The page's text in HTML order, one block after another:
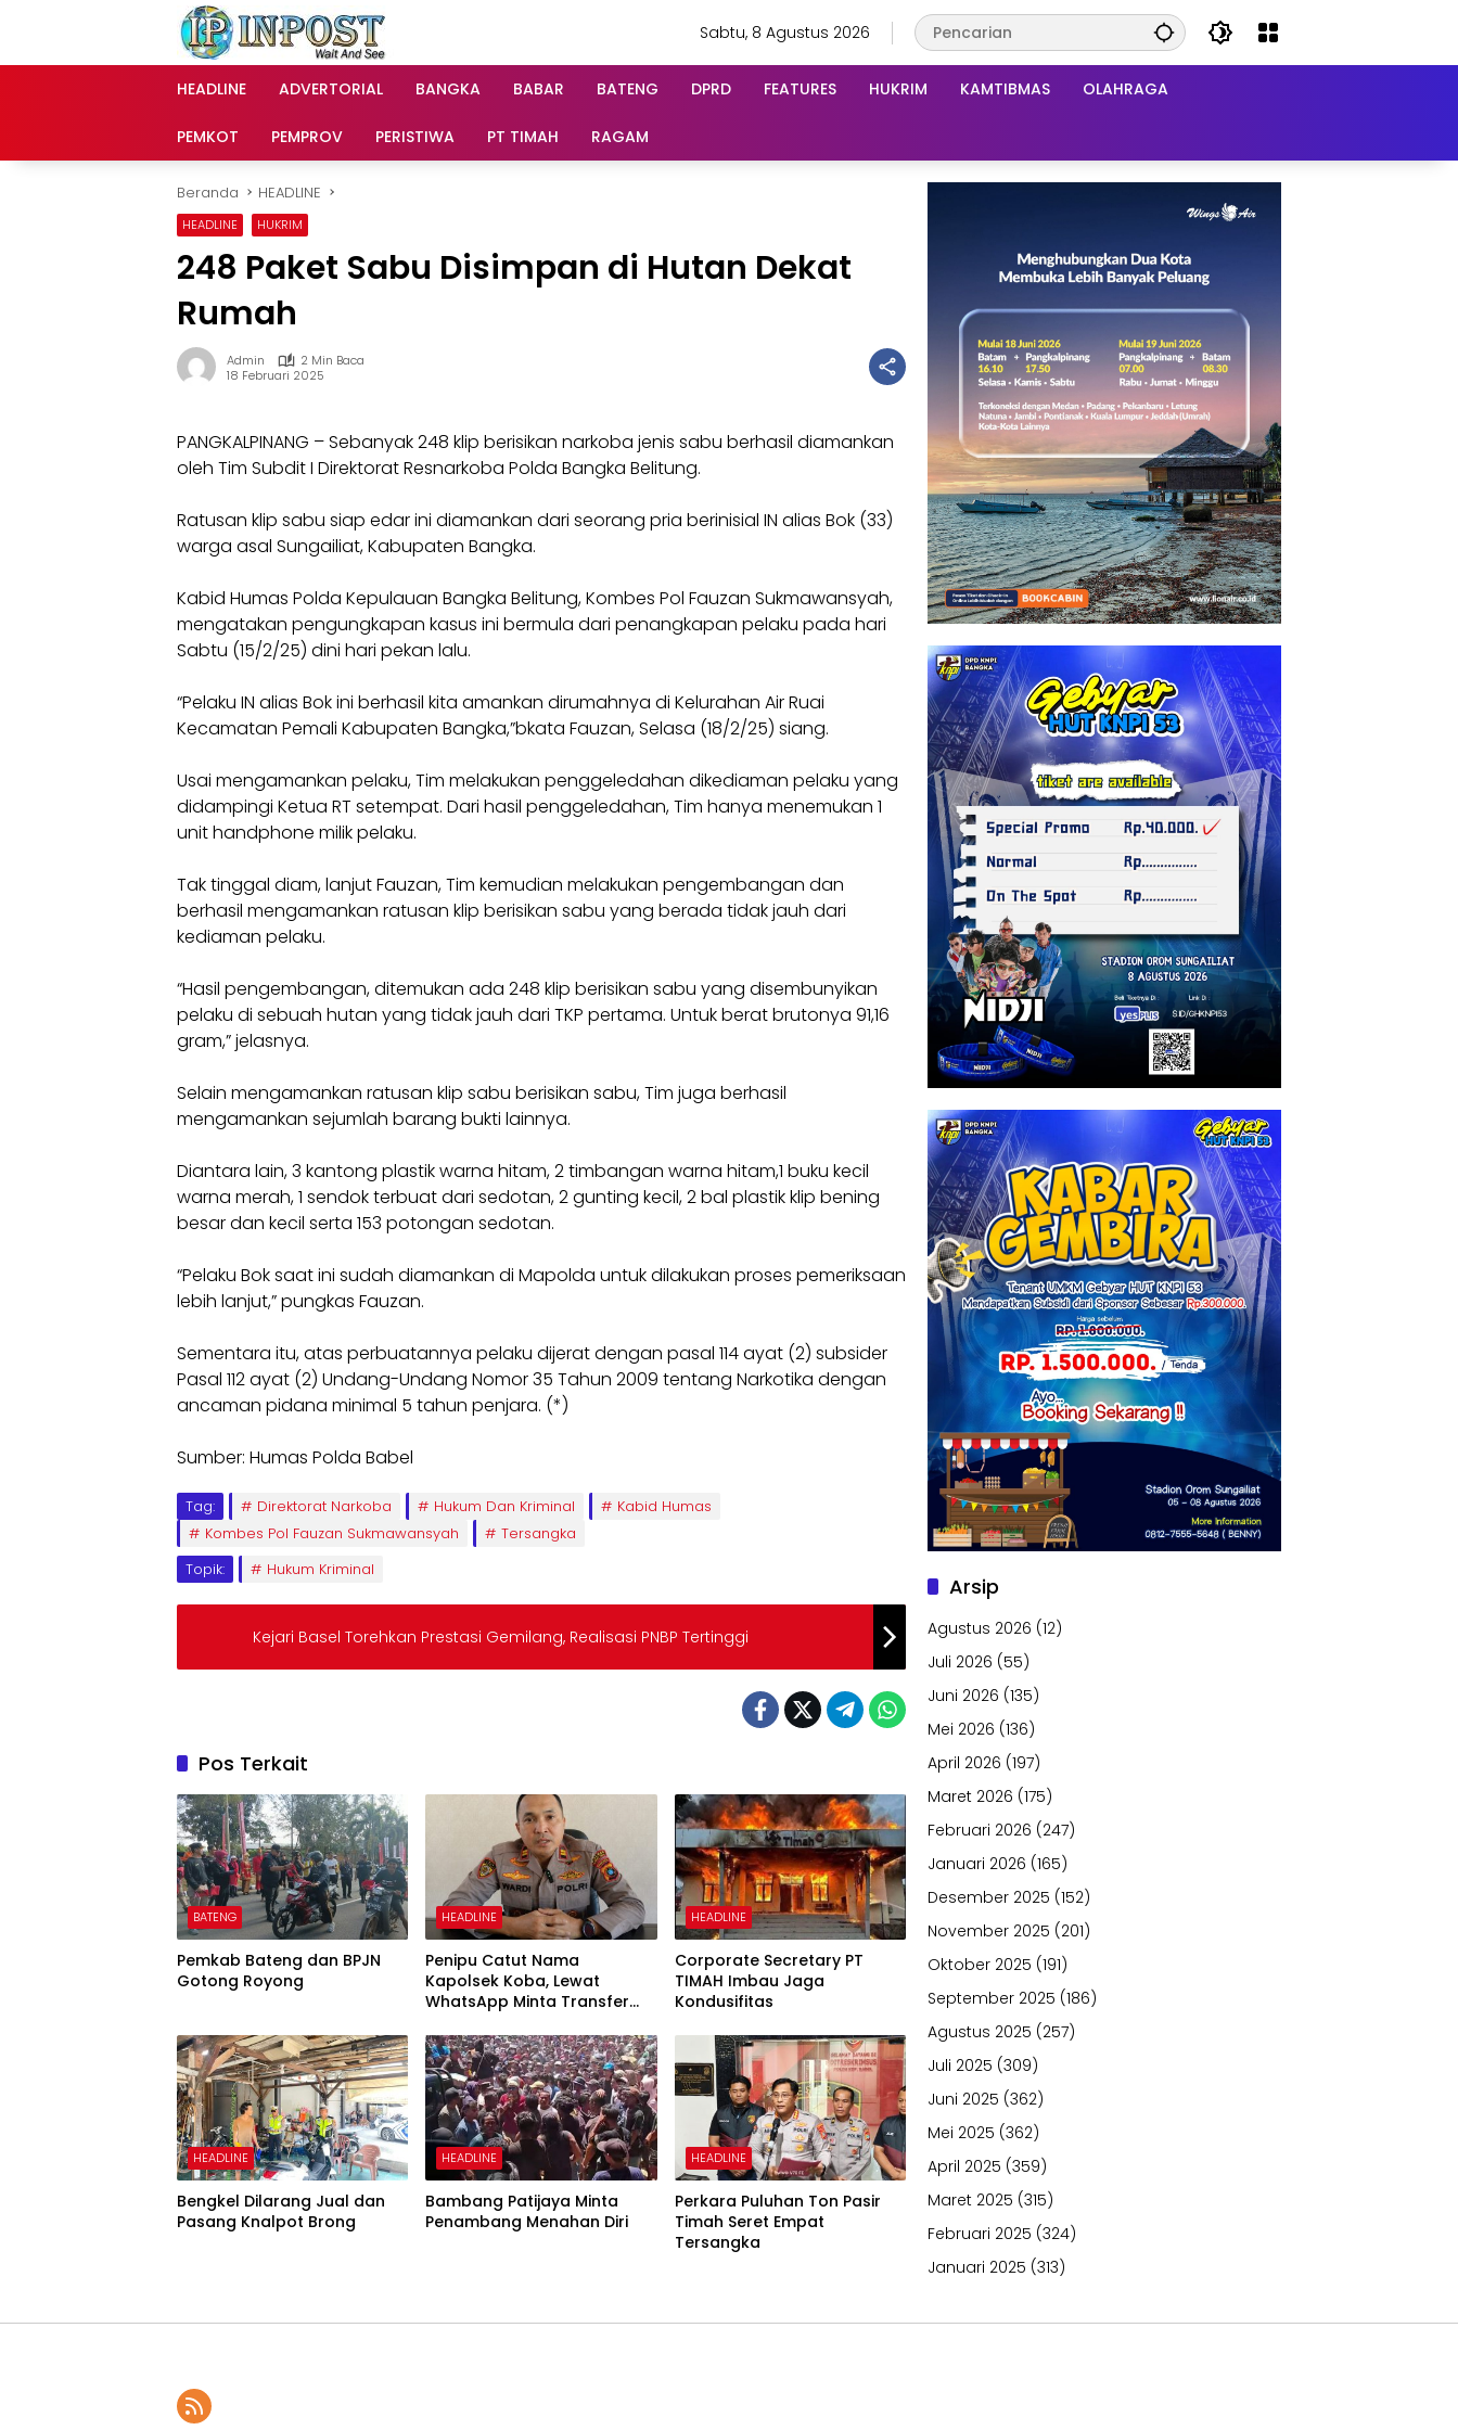
Sabtu, 8 Agustus 2026
HEADLINE ADVERTORIAL BANGKA BABAR BATENG DPRD FEATURES HUKRIM KAMTIBMAS OLAHRAGA
PEMKOT PEMPROV PERISTIWA PT TIMAH RAGAM
Beranda HEADLINE
HEADLINE HUKRIM
248 Paket Sabu Disimpan di Hutan Dekat
Rumah
Admin
2 Min Baca
18 Februari 2025
PANGKALPINANG – Sebanyak 248 klip berisikan narkoba jenis sabu berhasil diamankan
oleh Tim Subdit I Direktorat Resnarkoba Polda Bangka Belitung.
Ratusan klip sabu siap edar ini diamankan dari seorang pria berinisial IN alias Bok (33)
warga asal Sungailiat, Kabupaten Bangka.
Kabid Humas Polda Kepulauan Bangka Belitung, Kombes Pol Fauzan Sukmawansyah,
mengatakan pengungkapan kasus ini bermula dari penangkapan pelaku pada hari
Sabtu (15/2/25) dini hari pekan lalu.
“Pelaku IN alias Bok ini berhasil kita amankan dirumahnya di Kelurahan Air Ruai
Kecamatan Pemali Kabupaten Bangka,”bkata Fauzan, Selasa (18/2/25) siang.
Usai mengamankan pelaku, Tim melakukan penggeledahan dikediaman pelaku yang
didampingi Ketua RT setempat. Dari hasil penggeledahan, Tim hanya menemukan 1
unit handphone milik pelaku.
Tak tinggal diam, lanjut Fauzan, Tim kemudian melakukan pengembangan dan
berhasil mengamankan ratusan klip berisikan sabu yang berada tidak jauh dari
kediaman pelaku.
“Hasil pengembangan, ditemukan ada 248 klip berisikan sabu yang disembunyikan
pelaku di sebuah hutan yang tidak jauh dari TKP pertama. Untuk berat brutonya 91,16
gram,” jelasnya.
Selain mengamankan ratusan klip sabu berisikan sabu, Tim juga berhasil
mengamankan sejumlah barang bukti lainnya.
Diantara lain, 3 kantong plastik warna hitam, 2 timbangan warna hitam,1 buku kecil
warna merah, 1 sendok terbuat dari sedotan, 2 gunting kecil, 2 bal plastik klip bening
besar dan kecil serta 153 potongan sedotan.
“Pelaku Bok saat ini sudah diamankan di Mapolda untuk dilakukan proses pemeriksaan
lebih lanjut,” pungkas Fauzan.
Sementara itu, atas perbuatannya pelaku dijerat dengan pasal 114 ayat (2) subsider
Pasal 112 ayat (2) Undang-Undang Nomor 35 Tahun 2009 tentang Narkotika dengan
ancaman pidana minimal 5 tahun penjara. (*)
Sumber: Humas Polda Babel
Tag: Direktorat Narkoba Hukum Dan Kriminal
Kabid Humas
Kombes Pol Fauzan Sukmawansyah
Tersangka
Topik:
Hukum Kriminal
Kejari Basel Torehkan Prestasi Gemilang, Realisasi PNBP Tertinggi
Pos Terkait
BATENG
Pemkab Bateng dan BPJN
Gotong Royong
HEADLINE
Penipu Catut Nama
Kapolsek Koba, Lewat
WhatsApp Minta Transfer
HEADLINE
Corporate Secretary PT
TIMAH Imbau Jaga
Kondusifitas
HEADLINE
Bengkel Dilarang Jual dan
Pasang Knalpot Brong
HEADLINE
Bambang Patijaya Minta
Penambang Menahan Diri
HEADLINE
Perkara Puluhan Ton Pasir
Timah Seret Empat
Tersangka
Arsip
Agustus 2026 (12)
Juli 2026 (55)
Juni 2026 (135)
Mei 2026 (136)
April 2026 (197)
Maret 2026 (175)
Februari 2026 (247)
Januari 2026 (165)
Desember 2025 (152)
November 2025 (201)
Oktober 2025 (191)
September 2025 (186)
Agustus 2025 (257)
Juli 2025 (309)
Juni 2025 (362)
Mei 2025 (362)
April 2025 (359)
Maret 2025 (315)
Februari 2025 (324)
Januari 2025 (313)